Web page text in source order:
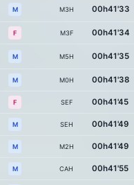
M M3H 00h41'33
F M3F 00h41'34
M M5H 00h41'35
M M0H 00h41'38
F SEF 00h41'45
M SEH 00h41'49
M M2H 00h41'49
M CAH 00h41'55